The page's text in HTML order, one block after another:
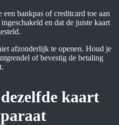
bankpas of creditcard toe aan
en dat de juiste kaart
afzonderlijk te openen. Houd je
of bevestig de betaling
kaart